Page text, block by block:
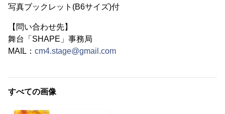
写真ブックレット(B6サイズ)付
【問い合わせ先】
舞台「SHAPE」事務局
MAIL： cm4.stage@gmail.com
すべての画像